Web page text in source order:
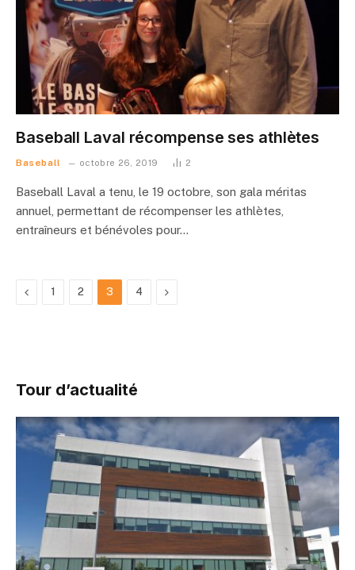
Baseball Laval récompense ses athlètes
Baseball octobre 26, 2019 2
Baseball Laval a tenu, le 19 octobre, son gala méritas
annuel, permettant de récompenser les athlètes,
entraîneurs et bénévoles pour…
Précédent
1 2 3 4 Suivant
Tour d’actualité